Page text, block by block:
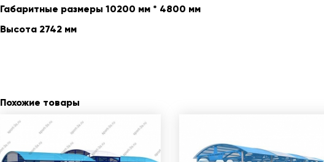
Габаритные размеры 10200 мм * 4800 мм
Высота 2742 мм
Похожие товары